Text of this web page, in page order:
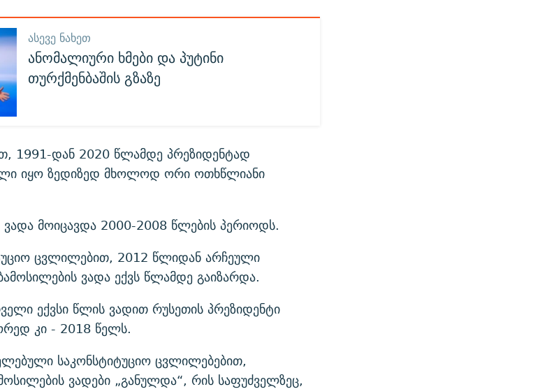
ᲐᲡᲔᲕᲔ ᲜᲐᲮᲔᲗ
ანომალიური ხმები და პუტინი
თურქმენბაშის გზაზე
1991-დან 2020 წლამდე პრეზიდენტად
იყო ზედიზედ მხოლოდ ორი ოთხწლიანი
მოიცავდა 2000-2008 წლების პერიოდს.
ცვლილებით, 2012 წლიდან არჩეული
ვადა ექვს წლამდე გაიზარდა.
ექვსი წლის ვადით რუსეთის პრეზიდენტი
კი - 2018 წელს.
საკონსტიტუციო ცვლილებებით,
ვადები „განულდა“, რის საფუძველზეც,